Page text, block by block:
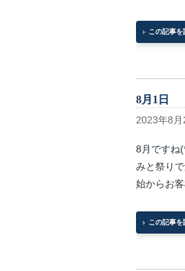
この記事を
8月1日
2023年8月
8月ですね
みと祭り
始からお
この記事を